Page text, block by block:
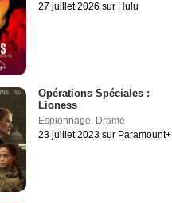
27 juillet 2026 sur Hulu
Opérations Spéciales :
Lioness
Espionnage, Drame
23 juillet 2023 sur Paramount+